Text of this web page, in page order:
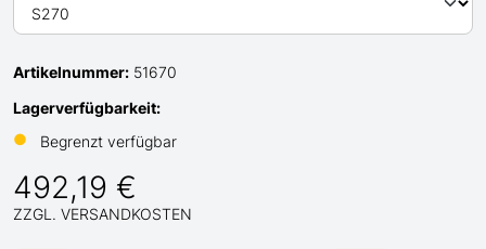
Artikelnummer: 51670
Lagerverfügbarkeit:
●
Begrenzt verfügbar
492,19 €
ZZGL. VERSANDKOSTEN